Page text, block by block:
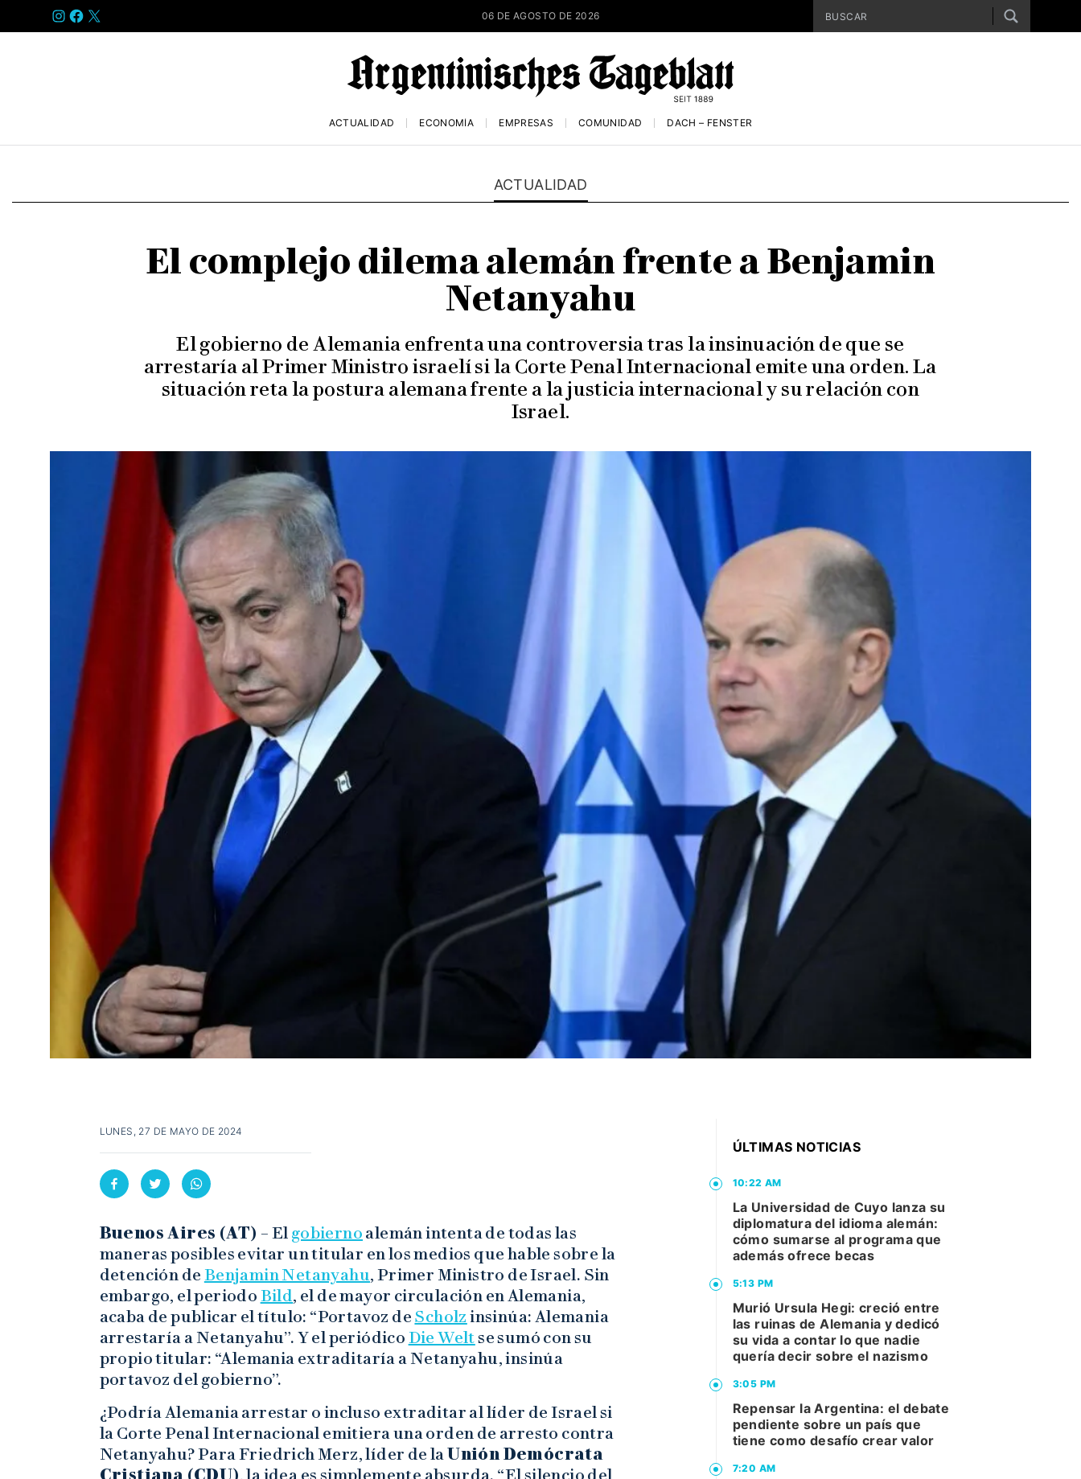
INSTAGRAM
FACEBOOK
X 06 DE AGOSTO DE 2026
ACTUALIDAD ECONOMÍA EMPRESAS COMUNIDAD DACH – FENSTER
ACTUALIDAD
El complejo dilema alemán frente a Benjamin
Netanyahu
El gobierno de Alemania enfrenta una controversia tras la insinuación de que se
arrestaría al Primer Ministro israelí si la Corte Penal Internacional emite una orden. La
situación reta la postura alemana frente a la justicia internacional y su relación con
Israel.
LUNES, 27 DE MAYO DE 2024
Buenos Aires (AT) – El gobierno alemán intenta de todas las
maneras posibles evitar un titular en los medios que hable sobre la
detención de Benjamin Netanyahu, Primer Ministro de Israel. Sin
embargo, el periodo Bild, el de mayor circulación en Alemania,
acaba de publicar el título: “Portavoz de Scholz insinúa: Alemania
arrestaría a Netanyahu”. Y el periódico Die Weltse sumó con su
propio titular: “Alemania extraditaría a Netanyahu, insinúa
portavoz del gobierno”.
¿Podría Alemania arrestar o incluso extraditar al líder de Israel si
la Corte Penal Internacional emitiera una orden de arresto contra
Netanyahu? Para Friedrich Merz, líder de laUnión Demócrata
ÚLTIMAS NOTICIAS
10:22 AM
La Universidad de Cuyo lanza su
diplomatura del idioma alemán:
cómo sumarse al programa que
además ofrece becas
5:13 PM
Murió Ursula Hegi: creció entre
las ruinas de Alemania y dedicó
su vida a contar lo que nadie
quería decir sobre el nazismo
3:05 PM
Repensar la Argentina: el debate
pendiente sobre un país que
tiene como desafío crear valor
7:20 AM